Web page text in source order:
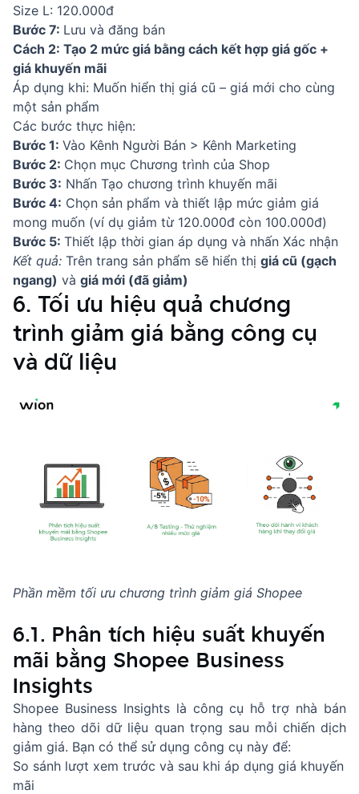
Size L: 120.000đ
Bước 7: Lưu và đăng bán
Cách 2: Tạo 2 mức giá bằng cách kết hợp giá gốc +
giá khuyến mãi
Áp dụng khi: Muốn hiển thị giá cũ – giá mới cho cùng
một sản phẩm
Các bước thực hiện:
Bước 1: Vào Kênh Người Bán > Kênh Marketing
Bước 2: Chọn mục Chương trình của Shop
Bước 3: Nhấn Tạo chương trình khuyến mãi
Bước 4: Chọn sản phẩm và thiết lập mức giảm giá
mong muốn (ví dụ giảm từ 120.000đ còn 100.000đ)
Bước 5: Thiết lập thời gian áp dụng và nhấn Xác nhận
Kết quả: Trên trang sản phẩm sẽ hiển thị giá cũ (gạch
ngang) và giá mới (đã giảm)
6. Tối ưu hiệu quả chương
trình giảm giá bằng công cụ
và dữ liệu
Phần mềm tối ưu chương trình giảm giá Shopee
6.1. Phân tích hiệu suất khuyến
mãi bằng Shopee Business
Insights
Shopee Business Insights là công cụ hỗ trợ nhà bán
hàng theo dõi dữ liệu quan trọng sau mỗi chiến dịch
giảm giá. Bạn có thể sử dụng công cụ này để:
So sánh lượt xem trước và sau khi áp dụng giá khuyến
mãi